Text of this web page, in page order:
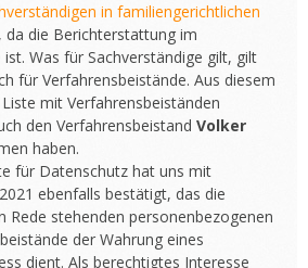
in familiengerichtlichen
, da die Berichterstattung im
Was für Sachverständige gilt, gilt
für Verfahrensbeistände. Aus diesem
mit Verfahrensbeiständen
den Verfahrensbeistand Volker
haben.
für Datenschutz hat uns mit
ebenfalls bestätigt, das die
Rede stehenden personenbezogenen
der Wahrung eines
dient. Als berechtigtes Interesse